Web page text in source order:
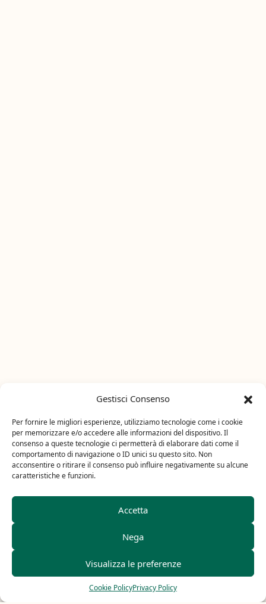
Gestisci Consenso
Per fornire le migliori esperienze, utilizziamo tecnologie come i cookie
per memorizzare e/o accedere alle informazioni del dispositivo. Il
consenso a queste tecnologie ci permetterà di elaborare dati come il
comportamento di navigazione o ID unici su questo sito. Non
acconsentire o ritirare il consenso può influire negativamente su alcune
caratteristiche e funzioni.
Accetta
Nega
Visualizza le preferenze
Cookie PolicyPrivacy Policy